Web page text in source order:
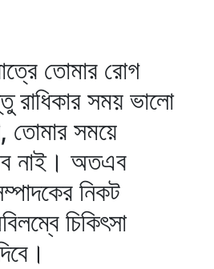
তোমার রোগ
রাধিকার সময় ভালো
তোমার সময়ে
নাই। অতএব
নিকট
চিকিৎসা